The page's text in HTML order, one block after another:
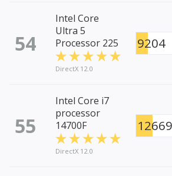
54
Intel Core
Ultra 5
Processor 225
DirectX 12.0
9204
55
Intel Core i7
processor
14700F
DirectX 12.0
12669